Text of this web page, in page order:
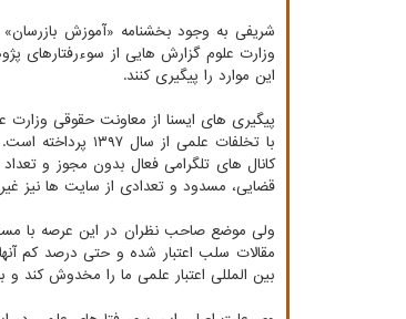
شریفی به وجود بخشنامه «آموزش
وزارت علوم گزارش هایی از سوءرفتارهای
این موارد را پیگیری کنند.
پیگیری های ایسنا از معاونت حقوقی وزارت
قضایی، مسدود و تعدادی از سایت ها نیز
ولی موضع صاحب نظران در این عرصه با
مقالات سلب اعتبار شده و حتی درصد کم
بین المللی اعتبار علمی ما را مخدوش کند و